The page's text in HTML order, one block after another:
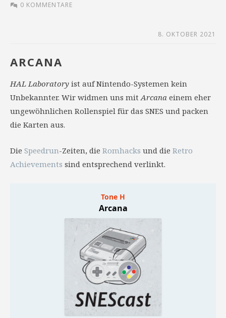
0 KOMMENTARE
8. OKTOBER 2021
ARCANA
HAL Laboratory ist auf Nintendo-Systemen kein
Unbekannter. Wir widmen uns mitArcana einem eher
ungewöhnlichen Rollenspiel für das SNES und packen
die Karten aus.
Die Speedrun-Zeiten, die Romhacks und die Retro
Achievements sind entsprechend verlinkt.